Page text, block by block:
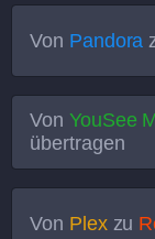
Von Pandora
Von YouSee
übertragen
Von Plexzu